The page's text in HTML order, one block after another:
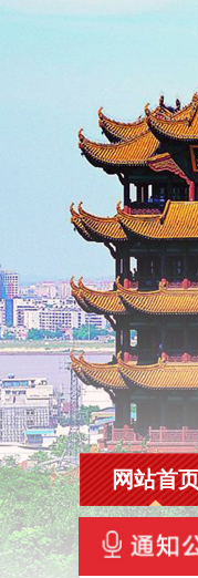
网站首
机关党员干部教育基